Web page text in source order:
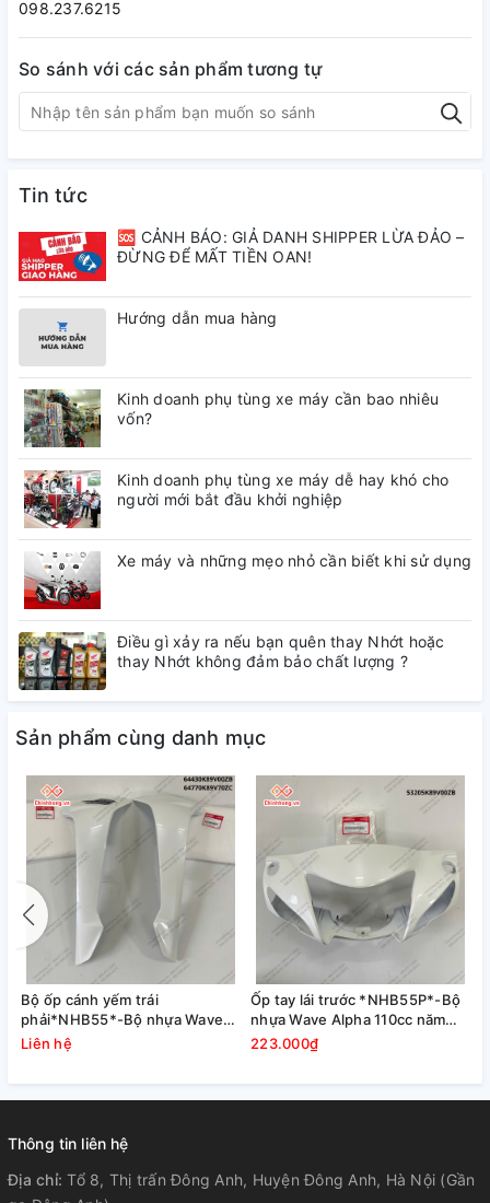
098.237.6215
So sánh với các sản phẩm tương tự
Tin tức
🆘 CẢNH BÁO: GIẢ DANH SHIPPER LỪA ĐẢO –
ĐỪNG ĐỂ MẤT TIỀN OAN!
Hướng dẫn mua hàng
Kinh doanh phụ tùng xe máy cần bao nhiêu
vốn?
Kinh doanh phụ tùng xe máy dễ hay khó cho
người mới bắt đầu khởi nghiệp
Xe máy và những mẹo nhỏ cần biết khi sử dụng
Điều gì xảy ra nếu bạn quên thay Nhớt hoặc
thay Nhớt không đảm bảo chất lượng ?
Sản phẩm cùng danh mục
Bộ ốp cánh yếm trái
phải*NHB55*-Bộ nhựa Wave
Alpha 110cc năm 2023 Trắng
Liên hệ
Ốp tay lái trước *NHB55P*-Bộ
nhựa Wave Alpha 110cc năm
2023 Trắng bạc
223.000₫
Thông tin liên hệ
Địa chỉ:Tổ 8, Thị trấn Đông Anh, Huyện Đông Anh, Hà Nội (Gần